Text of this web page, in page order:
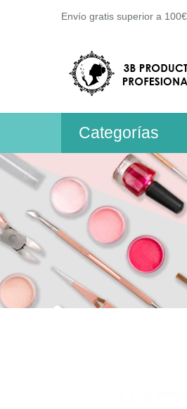
Envío gratis superior a
Categorías